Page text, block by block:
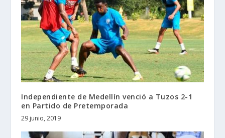
Independiente de Medellín venció a Tuzos 2-1
en Partido de Pretemporada
29 junio, 2019